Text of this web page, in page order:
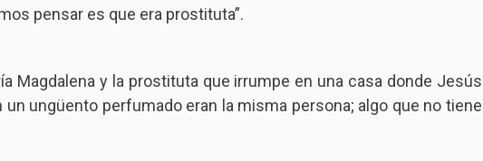
pensar es que era prostituta”.
Magdalena y la prostituta que irrumpe en una casa donde Jesús
ungüento perfumado eran la misma persona; algo que no tiene